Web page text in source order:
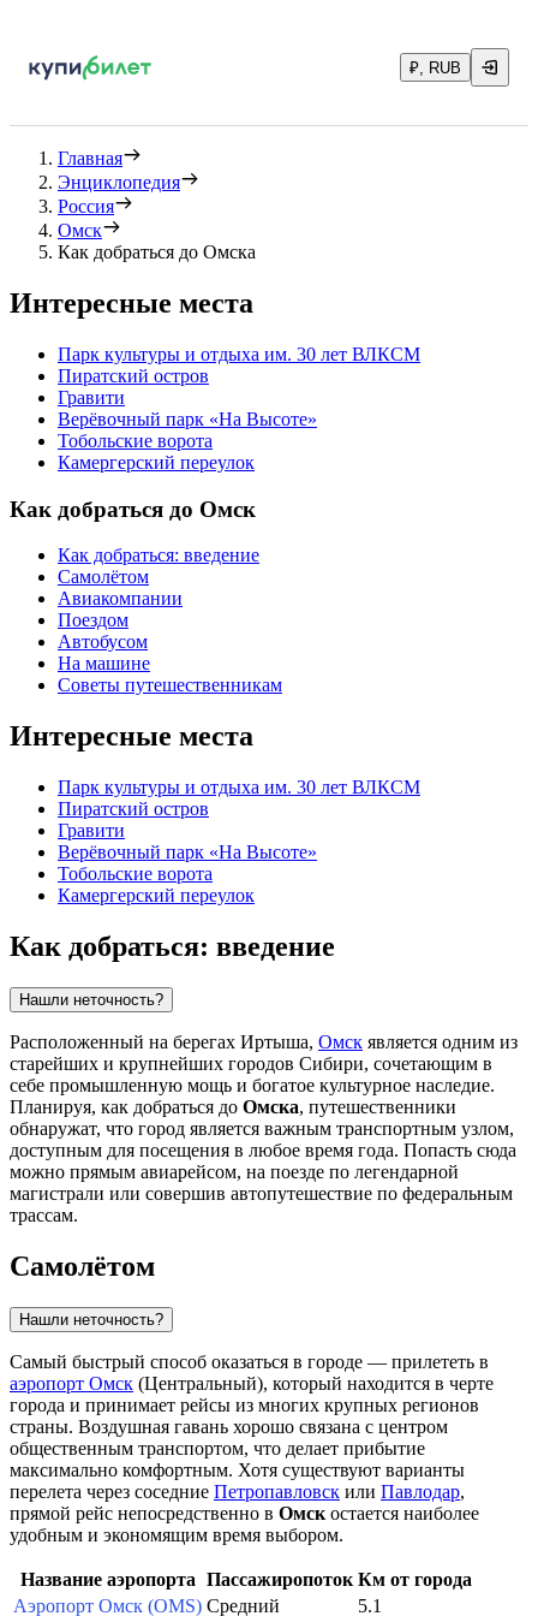
₽, RUB
Главная
Энциклопедия
Россия
Омск
Как добраться до Омска
Интересные места
Парк культуры и отдыха им. 30 лет ВЛКСМ
Пиратский остров
Гравити
Верёвочный парк «На Высоте»
Тобольские ворота
Камергерский переулок
Как добраться до Омск
Как добраться: введение
Самолётом
Авиакомпании
Поездом
Автобусом
На машине
Советы путешественникам
Интересные места
Парк культуры и отдыха им. 30 лет ВЛКСМ
Пиратский остров
Гравити
Верёвочный парк «На Высоте»
Тобольские ворота
Камергерский переулок
Как добраться: введение
Нашли неточность?
Расположенный на берегах Иртыша, Омск является одним из
старейших и крупнейших городов Сибири, сочетающим в
себе промышленную мощь и богатое культурное наследие.
Планируя, как добраться до Омска, путешественники
обнаружат, что город является важным транспортным узлом,
доступным для посещения в любое время года. Попасть сюда
можно прямым авиарейсом, на поезде по легендарной
магистрали или совершив автопутешествие по федеральным
трассам.
Самолётом
Нашли неточность?
Самый быстрый способ оказаться в городе — прилететь в
аэропорт Омск (Центральный), который находится в черте
города и принимает рейсы из многих крупных регионов
страны. Воздушная гавань хорошо связана с центром
общественным транспортом, что делает прибытие
максимально комфортным. Хотя существуют варианты
перелета через соседние Петропавловск или Павлодар,
прямой рейс непосредственно в Омск остается наиболее
удобным и экономящим время выбором.
Название аэропорта Пассажиропоток Км от города
Аэропорт Омск (OMS) Средний 5.1